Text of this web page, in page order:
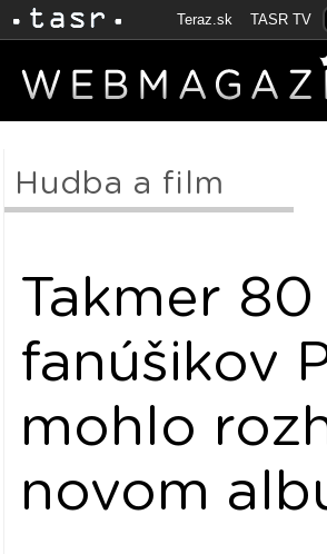
Teraz.sk TASR TV
Hudba a film
Takmer
fanúšikov
mohlo
novom